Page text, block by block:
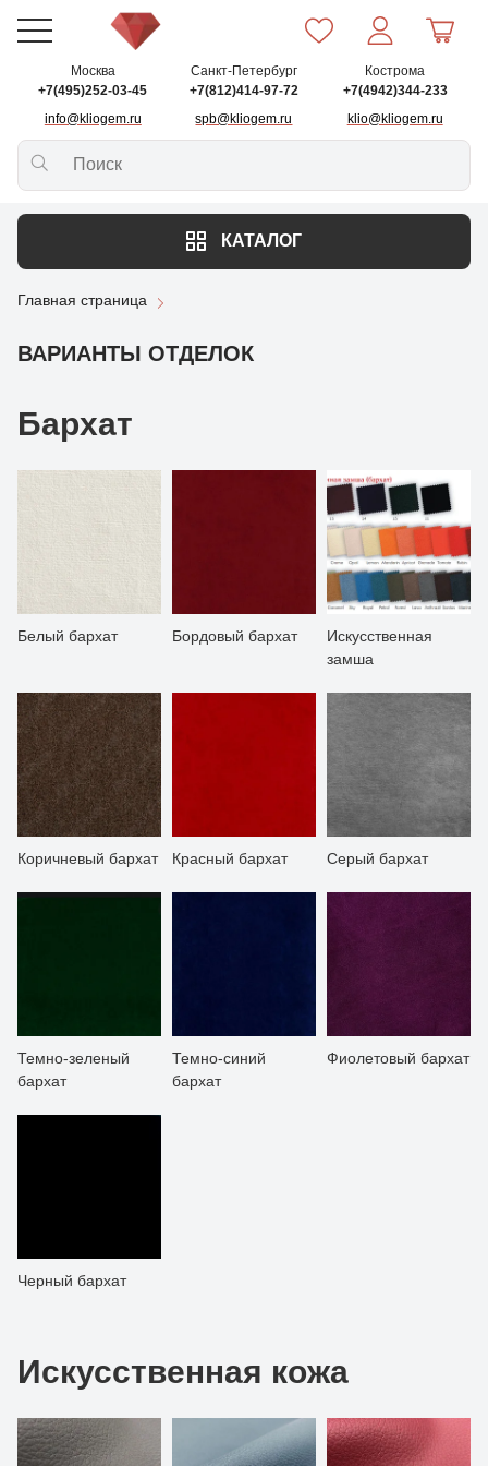
Москва
+7(495)252-03-45
info@kliogem.ru
Санкт-Петербург
+7(812)414-97-72
spb@kliogem.ru
Кострома
+7(4942)344-233
klio@kliogem.ru
КАТАЛОГ
Главная страница
ВАРИАНТЫ ОТДЕЛОК
Бархат
Белый бархат Бордовый бархат
Искусственная
замша
Коричневый бархат Красный бархат Серый бархат
Темно-зеленый
бархат
Темно-синий
бархат
Фиолетовый бархат
Черный бархат
Искусственная кожа